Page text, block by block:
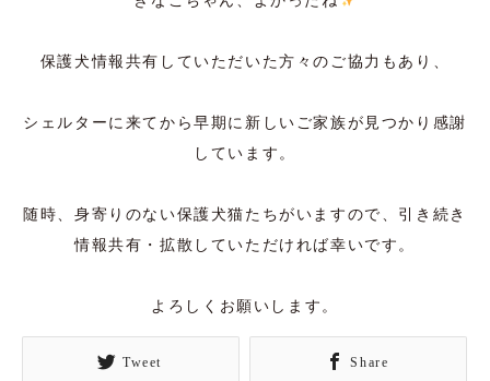
保護犬情報共有していただいた方々のご協力もあり、
シェルターに来てから早期に新しいご家族が見つかり感謝
しています。
随時、身寄りのない保護犬猫たちがいますので、引き続き
情報共有・拡散していただければ幸いです。
よろしくお願いします。
Tweet Share